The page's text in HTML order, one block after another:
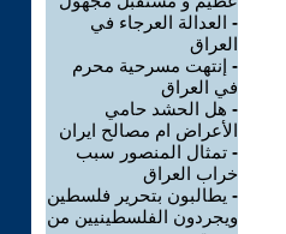
- العدالة العرجاء في
العراق
- إنتهت مسرحية محرم
في العراق
- هل الحشد حامي
الأعراض ام مصالح ايران
- تمثال المنصور سبب
خراب العراق
- يطالبون بتحرير فلسطين
ويجردون الفلسطينيين من